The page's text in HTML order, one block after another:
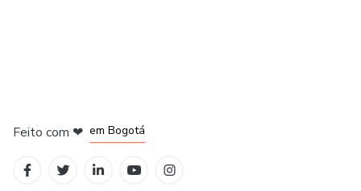
Feito com ❤ em Bogotá